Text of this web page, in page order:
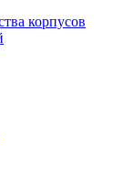
корпусов